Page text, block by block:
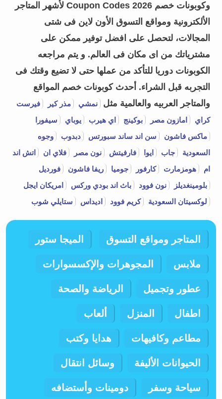
وكوبونات خصم Coupon Codes 2026 لأشهر المتاجر
الألكترونية ومواقع التسوق الأون لاين فى شتى
المجالات، لتحصل على افضل توفير ممكن على
مشترياتك من اى مكان فى العالم. و يتم مراجعه
الكوبونات دوريا للتأكد من عملها حتى لا تضيع وقتك فى
التجربه قبل الشراء. أحدث كوبونات خصم المواقع
والمتاجر العربيه والعالمية مثل
نمشي مذر كير
فيرست
كراي
امازون مصر بوكينج اي هيرب يوباي
سيفورا
ماكس فاشون
سن اند ساند سبورتس دبدوب
وجوه
السعودية
جاب ايوا فارفيتش نون مصر فلاي ان
اتش اند
ام
هومزمارت كارفور جوميا ريفا فاشون
فورديل
بلومينغديلز
نون فوود باث اند بودي وركس
امريكان ايجل
لوكسيتان السعودية
كريم فوود اديداس ستايلي شوب
المتاجر ومواقع التسوق الميجا ستور
ملابس المجوهرات والإكسسوارات
عطور وتجميل الرياضة والصحة
اطفال المنزل ألعاب
مطاعم وكافيهات هدايا وكتب
الحيوانات الأليفة وسائل انتقال
سياحة وسفر دومينات وأستضافه